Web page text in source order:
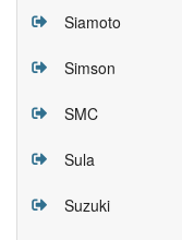
Siamoto
Simson
SMC
Sula
Suzuki